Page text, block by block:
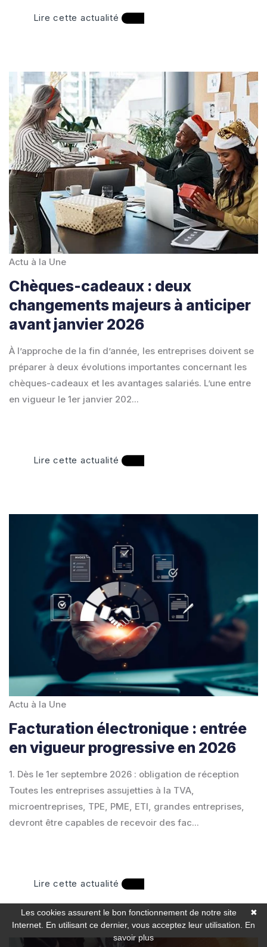
Lire cette actualité
Actu à la Une
Chèques-cadeaux : deux
changements majeurs à anticiper
avant janvier 2026
À l’approche de la fin d’année, les entreprises doivent se
préparer à deux évolutions importantes concernant les
chèques-cadeaux et les avantages salariés. L’une entre
en vigueur le 1er janvier 202...
Lire cette actualité
Actu à la Une
Facturation électronique : entrée
en vigueur progressive en 2026
1. Dès le 1er septembre 2026 : obligation de réception
Toutes les entreprises assujetties à la TVA,
microentreprises, TPE, PME, ETI, grandes entreprises,
devront être capables de recevoir des fac...
Lire cette actualité
✖
Les cookies assurent le bon fonctionnement de notre site
Internet. En utilisant ce dernier, vous acceptez leur utilisation. En
savoir plus